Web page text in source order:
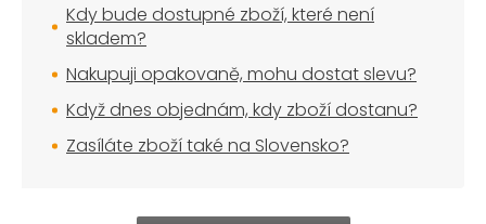
Kdy bude dostupné zboží, které není
skladem?
Nakupuji opakovaně, mohu dostat slevu?
Když dnes objednám, kdy zboží dostanu?
Zasíláte zboží také na Slovensko?